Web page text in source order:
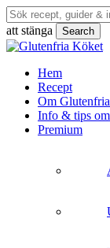
Skip
to
main
content
att stänga
Search
Close
search
Menu
Hem
Recept
Om
Info & tips
Premium